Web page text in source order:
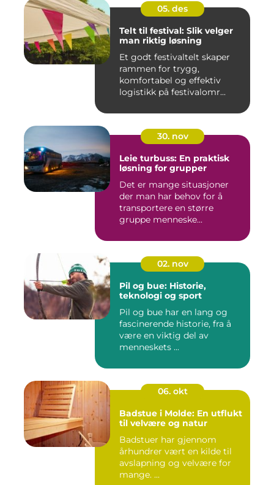
05. des
Telt til festival: Slik velger
man riktig løsning
Et godt festivaltelt skaper
rammen for trygg,
komfortabel og effektiv
logistikk på festivalomr...
30. nov
Leie turbuss: En praktisk
løsning for grupper
Det er mange situasjoner
der man har behov for å
transportere en større
gruppe menneske...
02. nov
Pil og bue: Historie,
teknologi og sport
Pil og bue har en lang og
fascinerende historie, fra å
være en viktig del av
menneskets ...
06. okt
Badstue i Molde: En utflukt
til velvære og natur
Badstuer har gjennom
århundrer vært en kilde til
avslapning og velvære for
mange. ...